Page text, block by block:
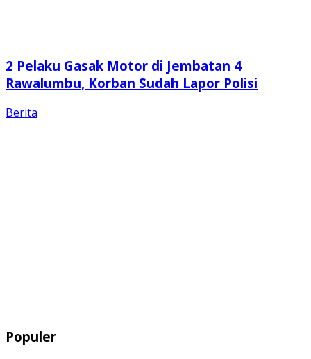
2 Pelaku Gasak Motor di Jembatan 4
Rawalumbu, Korban Sudah Lapor Polisi
Berita
Populer